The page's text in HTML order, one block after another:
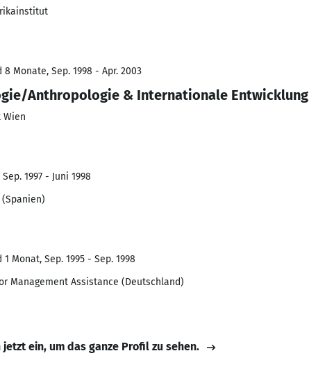
8 Monate, Sep. 1998 - Apr. 2003
Anthropologie & Internationale Entwicklung
Wien
1997 - Juni 1998
(Spanien)
1 Monat, Sep. 1995 - Sep. 1998
Management Assistance (Deutschland)
jetzt ein, um das ganze Profil zu sehen.